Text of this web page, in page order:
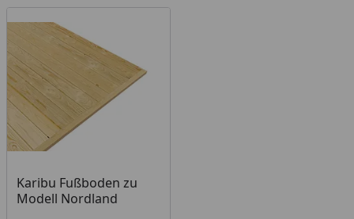
Karibu Fußboden zu
Modell Nordland